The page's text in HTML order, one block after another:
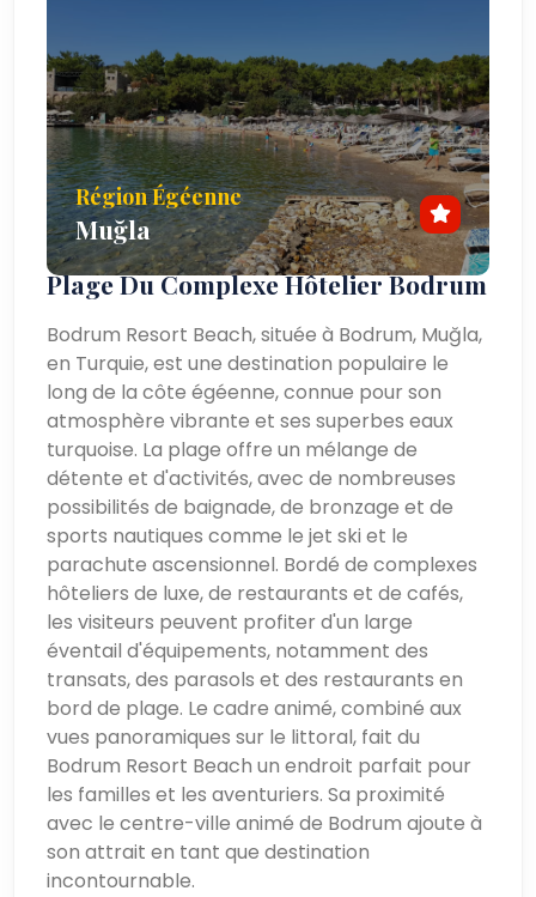
Région Égéenne
Muğla
Plage Du Complexe Hôtelier Bodrum
Bodrum Resort Beach, située à Bodrum, Muğla,
en Turquie, est une destination populaire le
long de la côte égéenne, connue pour son
atmosphère vibrante et ses superbes eaux
turquoise. La plage offre un mélange de
détente et d'activités, avec de nombreuses
possibilités de baignade, de bronzage et de
sports nautiques comme le jet ski et le
parachute ascensionnel. Bordé de complexes
hôteliers de luxe, de restaurants et de cafés,
les visiteurs peuvent profiter d'un large
éventail d'équipements, notamment des
transats, des parasols et des restaurants en
bord de plage. Le cadre animé, combiné aux
vues panoramiques sur le littoral, fait du
Bodrum Resort Beach un endroit parfait pour
les familles et les aventuriers. Sa proximité
avec le centre-ville animé de Bodrum ajoute à
son attrait en tant que destination
incontournable.